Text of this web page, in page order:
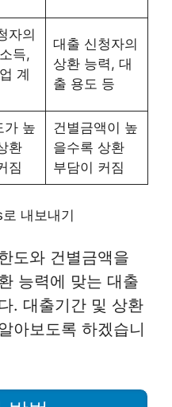
자의
득,
계
대출 신청자의
상환 능력, 대
출 용도 등
가 높
환
짐
건별금액이 높
을수록 상환
부담이 커짐
내보내기
도와 건별금액을
능력에 맞는 대출
. 대출기간 및 상환
아보도록 하겠습니